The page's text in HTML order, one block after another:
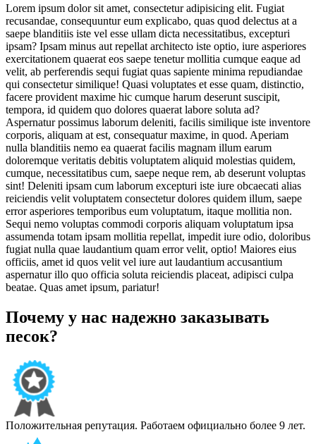
Lorem ipsum dolor sit amet, consectetur adipisicing elit. Fugiat
recusandae, consequuntur eum explicabo, quas quod delectus at a
saepe blanditiis iste vel esse ullam dicta necessitatibus, excepturi
ipsam? Ipsam minus aut repellat architecto iste optio, iure asperiores
exercitationem quaerat eos saepe tenetur mollitia cumque eaque ad
velit, ab perferendis sequi fugiat quas sapiente minima repudiandae
qui consectetur similique! Quasi voluptates et esse quam, distinctio,
facere provident maxime hic cumque harum deserunt suscipit,
tempora, id quidem quo dolores quaerat labore soluta ad?
Aspernatur possimus laborum deleniti, facilis similique iste inventore
corporis, aliquam at est, consequatur maxime, in quod. Aperiam
nulla blanditiis nemo ea quaerat facilis magnam illum earum
doloremque veritatis debitis voluptatem aliquid molestias quidem,
cumque, necessitatibus cum, saepe neque rem, ab deserunt voluptas
sint! Deleniti ipsam cum laborum excepturi iste iure obcaecati alias
reiciendis velit voluptatem consectetur dolores quidem illum, saepe
error asperiores temporibus eum voluptatum, itaque mollitia non.
Sequi nemo voluptas commodi corporis aliquam voluptatum ipsa
assumenda totam ipsam mollitia repellat, impedit iure odio, doloribus
fugiat nulla quae laudantium quam error velit, optio! Maiores eius
officiis, amet id quos velit vel iure aut laudantium accusantium
aspernatur illo quo officia soluta reiciendis placeat, adipisci culpa
beatae. Quas amet ipsum, pariatur!
Почему у нас надежно заказывать
песок?
Положительная репутация. Работаем официально более 9 лет.